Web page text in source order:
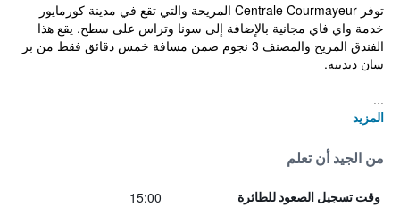
توفر Centrale Courmayeur المريحة والتي تقع في مدينة كورمايور
خدمة واي فاي مجانية بالإضافة إلى سونا وتراس على سطح. يقع هذا
الفندق المريح والمصنف 3 نجوم ضمن مسافة خمس دقائق فقط من بر
سان ديدييه.
...
المزيد
من الجيد أن تعلم
وقت تسجيل الصعود للطائرة 15:00